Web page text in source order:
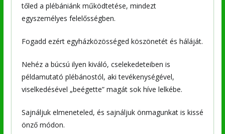
tőled a plébániánk működtetése, mindezt
egyszemélyes felelősségben.
Fogadd ezért egyházközösséged köszönetét és háláját.
Nehéz a búcsú ilyen kiváló, cselekedeteiben is
példamutató plébánostól, aki tevékenységével,
viselkedésével „beégette” magát sok híve lelkébe.
Sajnáljuk elmeneteled, és sajnáljuk önmagunkat is kissé
önző módon.